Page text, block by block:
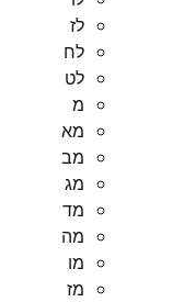
לז
לח
לט
מ
מא
מב
מג
מד
מה
מו
מז